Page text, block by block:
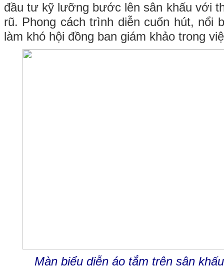
đầu tư kỹ lưỡng bước lên sân khấu với
rũ. Phong cách trình diễn cuốn hút, nổi
làm khó hội đồng ban giám khảo trong
Màn biểu diễn áo tắm trên sân